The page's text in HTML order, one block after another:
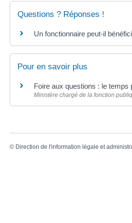
Questions ? Réponses !
Un fonctionnaire peut-il
Pour en savoir plus
Foire aux questions : le temps
Ministère chargé de la fonction
© Direction de l'information légale et